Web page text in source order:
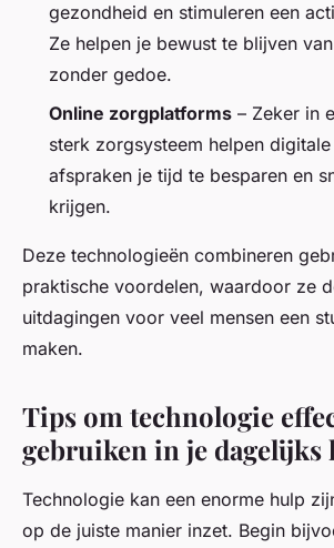
gezondheid en stimuleren een
Ze helpen je bewust te blijven
zonder gedoe.
Online zorgplatforms – Zeker in
sterk zorgsysteem helpen
afspraken je tijd te besparen en
krijgen.
Deze technologieën combineren
praktische voordelen, waardoor ze
uitdagingen voor veel mensen een
maken.
Tips om technologie
gebruiken in je dagelijks
Technologie kan een enorme hulp
op de juiste manier inzet. Begin